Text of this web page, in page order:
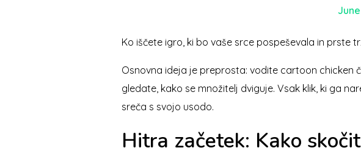
Ko iščete igro, ki bo vaše srce pospeševala in prste
Osnovna ideja je preprosta: vodite cartoon chicken
gledate, kako se množitelj dviguje. Vsak klik, ki ga
sreča s svojo usodo.
Hitra začetek: Kako